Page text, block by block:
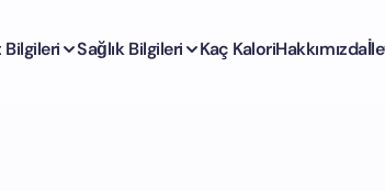
Bilgileri Sağlık Bilgileri Kaç KaloriHakkımızda